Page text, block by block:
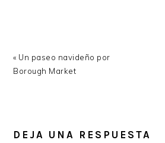
Previous
Post:
« Un paseo navideño por
Borough Market
INTERACTIONS
DEJA UNA RESPUESTA